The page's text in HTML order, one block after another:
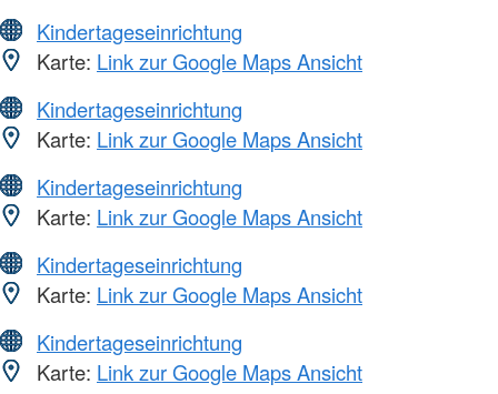
Kindertageseinrichtung
Karte: Link zur Google Maps Ansicht
Kindertageseinrichtung
Karte: Link zur Google Maps Ansicht
Kindertageseinrichtung
Karte: Link zur Google Maps Ansicht
Kindertageseinrichtung
Karte: Link zur Google Maps Ansicht
Kindertageseinrichtung
Karte: Link zur Google Maps Ansicht